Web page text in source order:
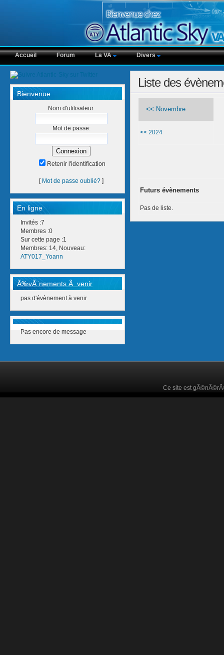
Accueil Forum La VA Divers
Bienvenue
Nom d'utilisateur:
Mot de passe:
Retenir l'identification
[ Mot de passe oublié? ]
En ligne
Invités :7
Membres :0
Sur cette page :1
Membres: 14, Nouveau:
ATY017_Yoann
Ã‰vÃ¨nements Ã venir
pas d'évènement à venir
Pas encore de message
Liste des
<< Novembre
<< 2024
Futurs évènements
Pas de liste.
Ce site est